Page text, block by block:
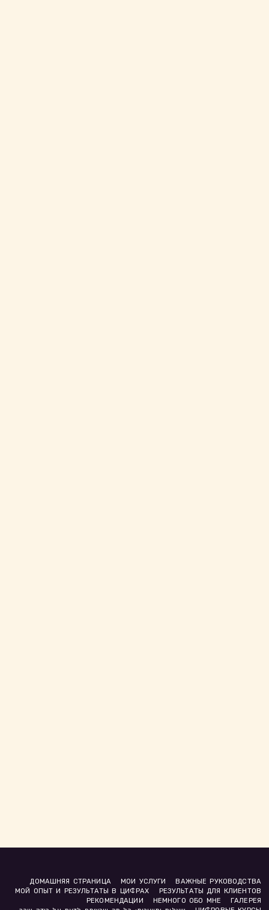
ДОМАШНЯЯ СТРАНИЦА МОИ УСЛУГИ
ВАЖНЫЕ РУКОВОДСТВА
МОЙ ОПЫТ И РЕЗУЛЬТАТЫ В ЦИФРАХ
РЕЗУЛЬТАТЫ ДЛЯ КЛИЕНТОВ
РЕКОМЕНДАЦИИ
НЕМНОГО ОБО МНЕ
ГАЛЕРЕЯ